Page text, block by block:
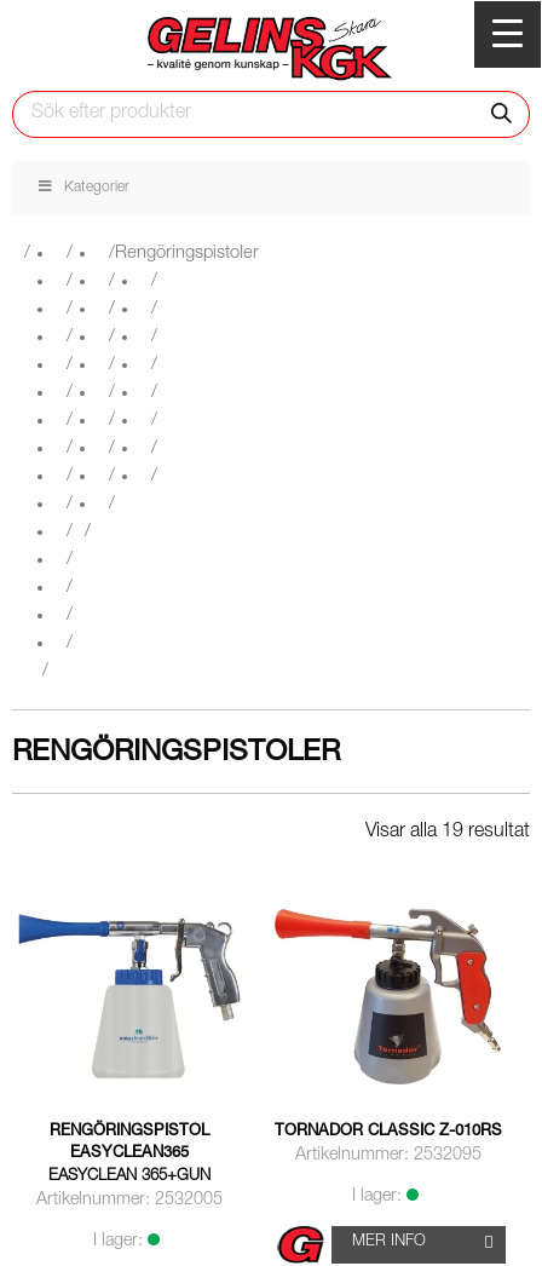
Kategorier
Rengöringspistoler
RENGÖRINGSPISTOLER
Visar alla 19 resultat
RENGÖRINGSPISTOL
EASYCLEAN365
EASYCLEAN 365+GUN
Artikelnummer: 2532005
I lager:
TORNADOR CLASSIC Z-010RS
Artikelnummer: 2532095
I lager:
MER INFO